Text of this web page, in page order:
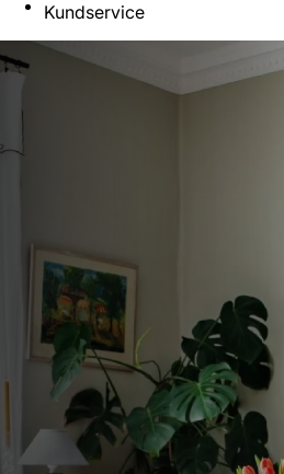
Kundservice